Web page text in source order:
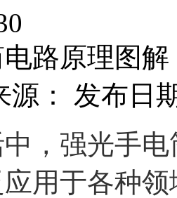
路原理图解
源： 发布日
，强光手
用于各种